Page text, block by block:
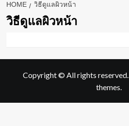
HOME วิธีดูแลผิวหน้า
วิธีดูแลผิวหน้า
Copyright © All rights reserved.
themes.